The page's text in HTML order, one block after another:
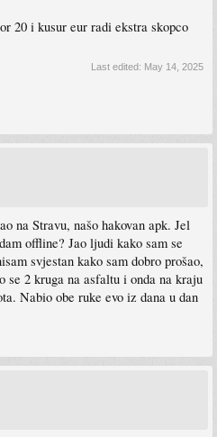
20 i kusur eur radi ekstra skopco
Last edited: May 14, 2025
na Stravu, našo hakovan apk. Jel
offline? Jao ljudi kako sam se
svjestan kako sam dobro prošao,
se 2 kruga na asfaltu i onda na kraju
Nabio obe ruke evo iz dana u dan